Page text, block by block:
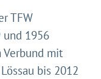
TFW
und 1956
mit
bis 2012